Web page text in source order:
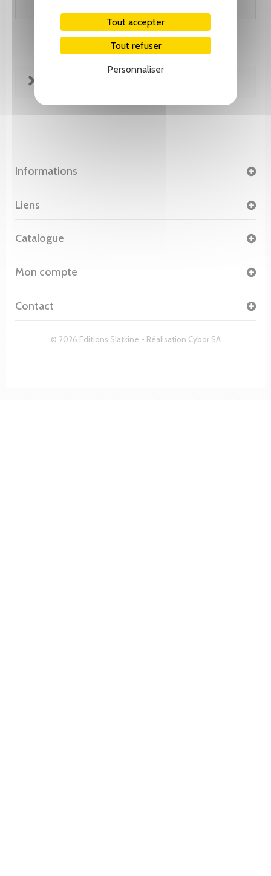
Tout accepter
Tout refuser
Personnaliser
Informations
© 2026 Editions Slatkine - Réalisation Cybor SA
Liens
Catalogue
Mon compte
Contact